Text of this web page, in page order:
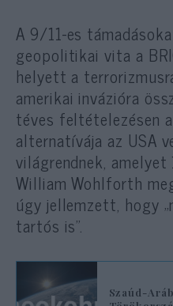
A 9/11-es
geopolitikai vita a
helyett a
amerikai invázióra
téves feltételezésen
alternatívája az USA
világrendnek,
William Wohlforth
úgy jellemzett, hogy
tartós is”.
Szaúd-